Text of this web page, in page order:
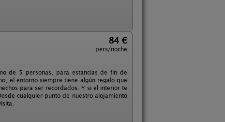
84 €
pers/noche
de 5 personas, para estancias de fin de
el entorno siempre tiene algún regalo que
para ser recordados. Y si el interior te
cualquier punto de nuestro alojamiento